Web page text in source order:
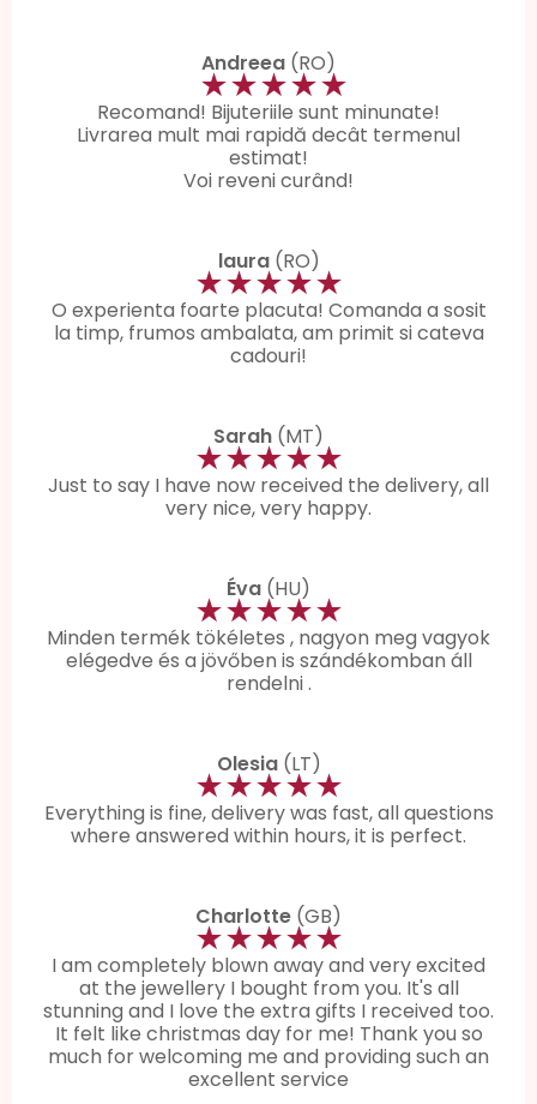
Andreea (RO)
★★★★★
Recomand! Bijuteriile sunt minunate!
Livrarea mult mai rapidă decât termenul
estimat!
Voi reveni curând!
laura(RO)
★★★★★
O experienta foarte placuta! Comanda a sosit
la timp, frumos ambalata, am primit si cateva
cadouri!
Sarah (MT)
★★★★★
Just to say I have now received the delivery, all
very nice, very happy.
Éva (HU)
★★★★★
Minden termék tökéletes , nagyon meg vagyok
elégedve és a jövőben is szándékomban áll
rendelni .
Olesia(LT)
★★★★★
Everything is fine, delivery was fast, all questions
where answered within hours, it is perfect.
Charlotte (GB)
★★★★★
I am completely blown away and very excited
at the jewellery I bought from you. It's all
stunning and I love the extra gifts I received too.
It felt like christmas day for me! Thank you so
much for welcoming me and providing such an
excellent service